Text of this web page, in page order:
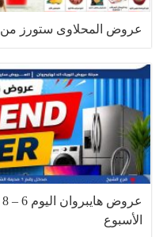
عروض المحلاوى ستورز من 6 حتى 12 اغسطس 2026
الأسبوع